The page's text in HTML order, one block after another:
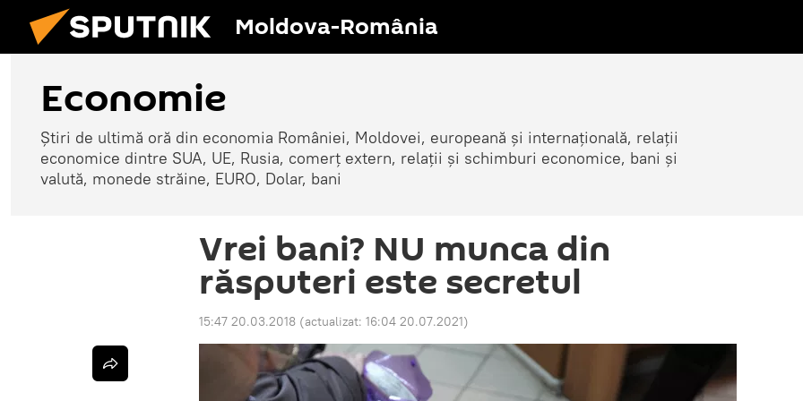
Moldova-România
Economie
Știri de ultimă oră din economia României, Moldovei, europeană și internațională, relații
economice dintre SUA, UE, Rusia, comerț extern, relații și schimburi economice, bani și
valută, monede străine, EURO, Dolar, bani
Vrei bani? NU munca din
răsputeri este secretul
15:47 20.03.2018 (actualizat: 16:04 20.07.2021)